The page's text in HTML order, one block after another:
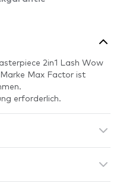
2in1 Lash Wow
Max Factor ist
erforderlich.